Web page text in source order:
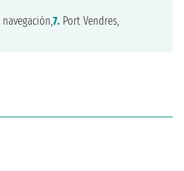
navegación,7. Port Vendres,